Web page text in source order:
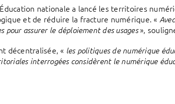
nationale a lancé les territoires
et de réduire la fracture numérique. «
assurer le déploiement des usages»,
décentralisée, « les politiques de numérique
interrogées considèrent le numérique